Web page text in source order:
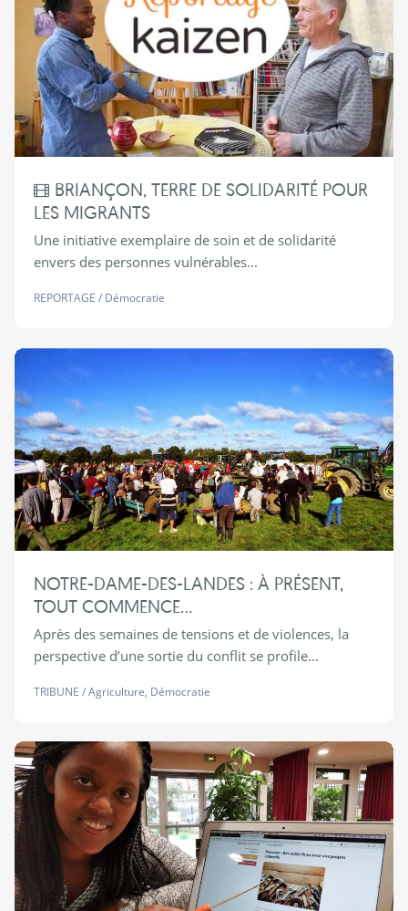
BRIANÇON, TERRE DE SOLIDARITÉ POUR
LES MIGRANTS
Une initiative exemplaire de soin et de solidarité
envers des personnes vulnérables...
REPORTAGE / Démocratie
NOTRE-DAME-DES-LANDES : À PRÉSENT,
TOUT COMMENCE...
Après des semaines de tensions et de violences, la
perspective d’une sortie du conflit se profile...
TRIBUNE /Agriculture, Démocratie